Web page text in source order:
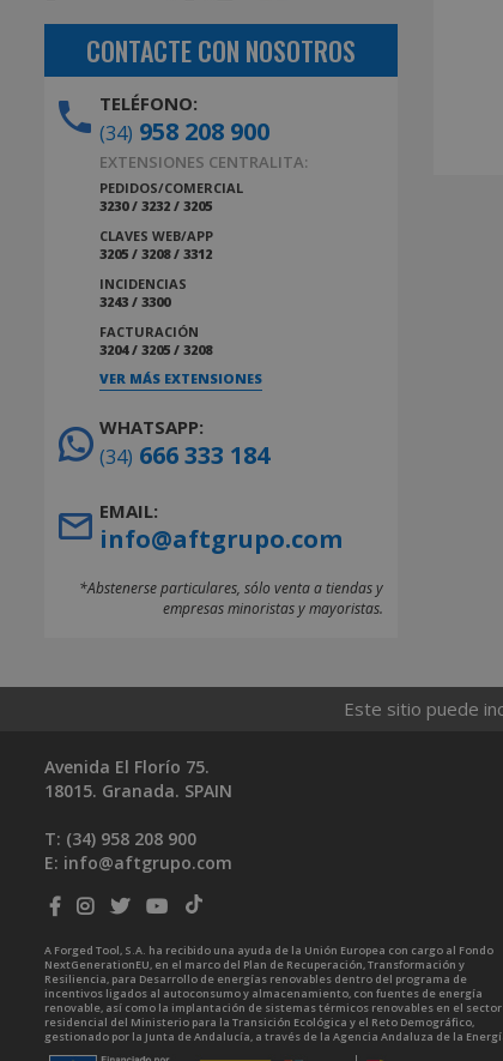
CONTACTE CON NOSOTROS
TELÉFONO:
(34) 958 208 900
EXTENSIONES CENTRALITA:
PEDIDOS/COMERCIAL
3230 / 3232 / 3205
CLAVES WEB/APP
3205 / 3208 / 3312
INCIDENCIAS
3243 / 3300
FACTURACIÓN
3204 / 3205 / 3208
VER MÁS EXTENSIONES
WHATSAPP:
(34) 666 333 184
EMAIL:
info@aftgrupo.com
*Abstenerse particulares, sólo venta a tiendas y
empresas minoristas y mayoristas.
Este sitio puede
Avenida El Florío 75.
18015. Granada. SPAIN
T: (34) 958 208 900
E: info@aftgrupo.com
A Forged Tool, S.A. ha recibido una ayuda de la Unión Europea con cargo al Fondo
NextGenerationEU, en el marco del Plan de Recuperación, Transformación y
Resiliencia, para Desarrollo de energías renovables dentro del programa de
incentivos ligados al autoconsumo y almacenamiento, con fuentes de energía
renovable, así como la implantación de sistemas térmicos renovables en el sector
residencial del Ministerio para la Transición Ecológica y el Reto Demográfico,
gestionado por la Junta de Andalucía, a través de la Agencia Andaluza de la